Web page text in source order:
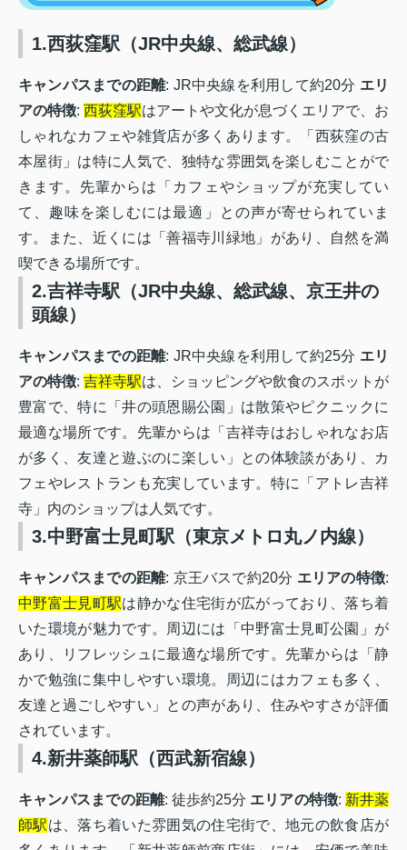
1.西荻窪駅（JR中央線、総武線）
キャンパスまでの距離: JR中央線を利用して約20分 エリ
アの特徴: 西荻窪駅はアートや文化が息づくエリアで、お
しゃれなカフェや雑貨店が多くあります。「西荻窪の古
本屋街」は特に人気で、独特な雰囲気を楽しむことがで
きます。先輩からは「カフェやショップが充実してい
て、趣味を楽しむには最適」との声が寄せられていま
す。また、近くには「善福寺川緑地」があり、自然を満
喫できる場所です。
2.吉祥寺駅（JR中央線、総武線、京王井の
頭線）
キャンパスまでの距離: JR中央線を利用して約25分 エリ
アの特徴: 吉祥寺駅は、ショッピングや飲食のスポットが
豊富で、特に「井の頭恩賜公園」は散策やピクニックに
最適な場所です。先輩からは「吉祥寺はおしゃれなお店
が多く、友達と遊ぶのに楽しい」との体験談があり、カ
フェやレストランも充実しています。特に「アトレ吉祥
寺」内のショップは人気です。
3.中野富士見町駅（東京メトロ丸ノ内線）
キャンパスまでの距離: 京王バスで約20分 エリアの特徴:
中野富士見町駅は静かな住宅街が広がっており、落ち着
いた環境が魅力です。周辺には「中野富士見町公園」が
あり、リフレッシュに最適な場所です。先輩からは「静
かで勉強に集中しやすい環境。周辺にはカフェも多く、
友達と過ごしやすい」との声があり、住みやすさが評価
されています。
4.新井薬師駅（西武新宿線）
キャンパスまでの距離: 徒歩約25分 エリアの特徴: 新井薬
師駅は、落ち着いた雰囲気の住宅街で、地元の飲食店が